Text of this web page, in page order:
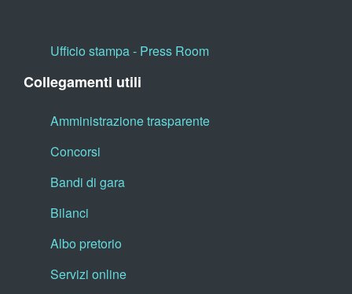
Ufficio stampa - Press Room
Collegamenti utili
Amministrazione trasparente
Concorsi
Bandi di gara
Bilanci
Albo pretorio
Servizi online